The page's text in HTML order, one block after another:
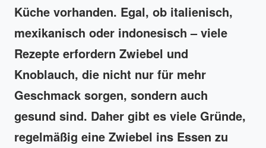
Küche vorhanden. Egal, ob italienisch,
mexikanisch oder indonesisch – viele
Rezepte erfordern Zwiebel und
Knoblauch, die nicht nur für mehr
Geschmack sorgen, sondern auch
gesund sind. Daher gibt es viele Gründe,
regelmäßig eine Zwiebel ins Essen zu